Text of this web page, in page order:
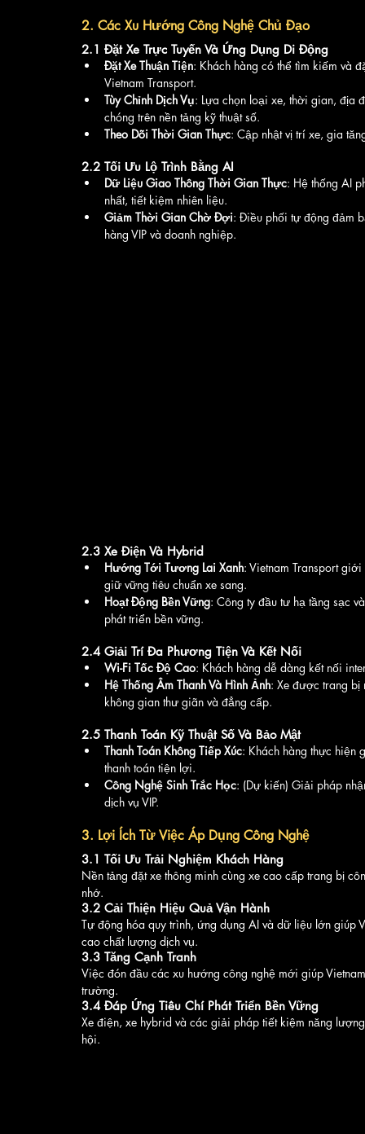
2. Các Xu Hướng Công Nghệ Chủ Đạo
2.1 Đặt Xe Trực Tuyến Và Ứng Dụng Di Động
Đặt Xe Thuận Tiện: Khách hàng có thể tìm kiếm và
Vietnam Transport.
Tùy Chỉnh Dịch Vụ: Lựa chọn loại xe, thời gian, địa
chóng trên nền tảng kỹ thuật số.
Theo Dõi Thời Gian Thực: Cập nhật vị trí xe, gia
2.2 Tối Ưu Lộ Trình Bằng AI
Dữ Liệu Giao Thông Thời Gian Thực: Hệ thống AI
nhất, tiết kiệm nhiên liệu.
Giảm Thời Gian Chờ Đợi: Điều phối tự động đảm
hàng VIP và doanh nghiệp.
2.3 Xe Điện Và Hybrid
Hướng Tới Tương Lai Xanh: Vietnam Transport
giữ vững tiêu chuẩn xe sang.
Hoạt Động Bền Vững: Công ty đầu tư hạ tầng sạc
phát triển bền vững.
2.4 Giải Trí Đa Phương Tiện Và Kết Nối
Wi-Fi Tốc Độ Cao: Khách hàng dễ dàng kết nối
Hệ Thống Âm Thanh Và Hình Ảnh: Xe được trang bị
không gian thư giãn và đẳng cấp.
2.5 Thanh Toán Kỹ Thuật Số Và Bảo Mật
Thanh Toán Không Tiếp Xúc: Khách hàng thực hiện
thanh toán tiện lợi.
Công Nghệ Sinh Trắc Học: (Dự kiến) Giải pháp
dịch vụ VIP.
3. Lợi Ích Từ Việc Áp Dụng Công Nghệ
3.1 Tối Ưu Trải Nghiệm Khách Hàng
Nền tảng đặt xe thông minh cùng xe cao cấp trang bị
nhớ.
3.2 Cải Thiện Hiệu Quả Vận Hành
Tự động hóa quy trình, ứng dụng AI và dữ liệu lớn giúp
cao chất lượng dịch vụ.
3.3 Tăng Cạnh Tranh
Việc đón đầu các xu hướng công nghệ mới giúp
trường.
3.4 Đáp Ứng Tiêu Chí Phát Triển Bền Vững
Xe điện, xe hybrid và các giải pháp tiết kiệm năng
hội.